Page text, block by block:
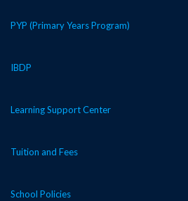
PYP (Primary Years Program)
IBDP
Learning Support Center
Tuition and Fees
School Policies